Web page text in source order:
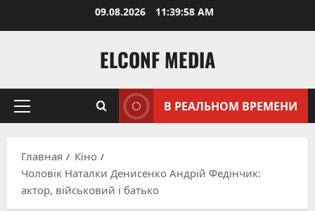
09.08.2026 11:39:59 AM
ELCONF MEDIA
Основное
В РЕАЛЬНОМ ВРЕМЕНИ
Главная
Кіно
Чоловік Наталки Денисенко Андрій Федінчик:
актор, військовий і батько